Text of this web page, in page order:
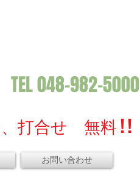
TEL 048-982-5000
打合せ 無料 ! !
お問い合わせ